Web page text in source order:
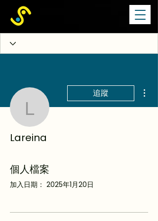
Lareina
追蹤
Lareina
個人檔案
加入日期： 2025年1月20日